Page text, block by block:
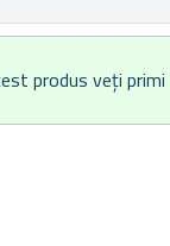
produs veți primi